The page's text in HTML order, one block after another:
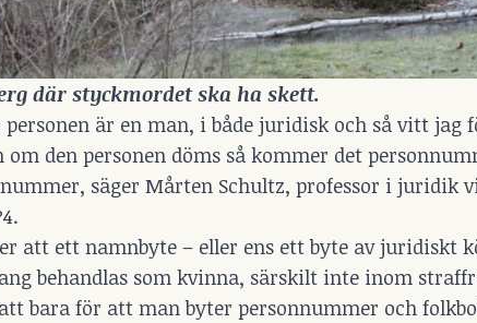
där styckmordet ska ha skett.
personen är en man, i både juridisk och så vitt
om den personen döms så kommer det
säger Mårten Schultz, professor i juridik
att ett namnbyte – eller ens ett byte av juridiskt
behandlas som kvinna, särskilt inte inom
bara för att man byter personnummer och